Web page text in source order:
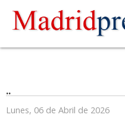
..
Lunes, 06 de Abril de 2026